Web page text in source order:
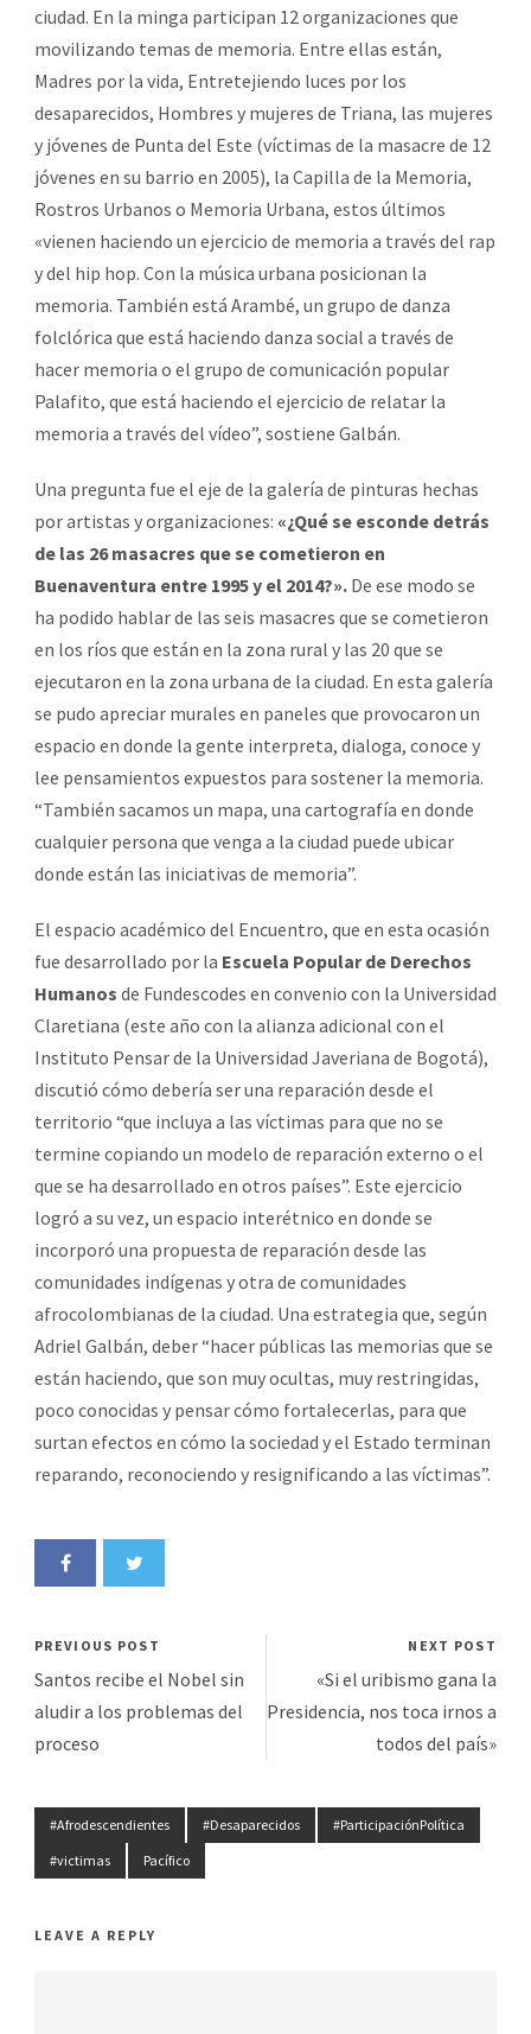
ciudad. En la minga participan 12 organizaciones que
movilizando temas de memoria. Entre ellas están,
Madres por la vida, Entretejiendo luces por los
desaparecidos, Hombres y mujeres de Triana, las mujeres
y jóvenes de Punta del Este (víctimas de la masacre de 12
jóvenes en su barrio en 2005), la Capilla de la Memoria,
Rostros Urbanos o Memoria Urbana, estos últimos
«vienen haciendo un ejercicio de memoria a través del rap
y del hip hop. Con la música urbana posicionan la
memoria. También está Arambé, un grupo de danza
folclórica que está haciendo danza social a través de
hacer memoria o el grupo de comunicación popular
Palafito, que está haciendo el ejercicio de relatar la
memoria a través del vídeo”, sostiene Galbán.
Una pregunta fue el eje de la galería de pinturas hechas
por artistas y organizaciones: «¿Qué se esconde detrás
de las 26 masacres que se cometieron en
Buenaventura entre 1995 y el 2014?». De ese modo se
ha podido hablar de las seis masacres que se cometieron
en los ríos que están en la zona rural y las 20 que se
ejecutaron en la zona urbana de la ciudad. En esta galería
se pudo apreciar murales en paneles que provocaron un
espacio en donde la gente interpreta, dialoga, conoce y
lee pensamientos expuestos para sostener la memoria.
“También sacamos un mapa, una cartografía en donde
cualquier persona que venga a la ciudad puede ubicar
donde están las iniciativas de memoria”.
El espacio académico del Encuentro, que en esta ocasión
fue desarrollado por la Escuela Popular de Derechos
Humanos de Fundescodes en convenio con la Universidad
Claretiana (este año con la alianza adicional con el
Instituto Pensar de la Universidad Javeriana de Bogotá),
discutió cómo debería ser una reparación desde el
territorio “que incluya a las víctimas para que no se
termine copiando un modelo de reparación externo o el
que se ha desarrollado en otros países”. Este ejercicio
logró a su vez, un espacio interétnico en donde se
incorporó una propuesta de reparación desde las
comunidades indígenas y otra de comunidades
afrocolombianas de la ciudad. Una estrategia que, según
Adriel Galbán, deber “hacer públicas las memorias que se
están haciendo, que son muy ocultas, muy restringidas,
poco conocidas y pensar cómo fortalecerlas, para que
surtan efectos en cómo la sociedad y el Estado terminan
reparando, reconociendo y resignificando a las víctimas”.
PREVIOUS POST
Santos recibe el Nobel sin
aludir a los problemas del
proceso
NEXT POST
«Si el uribismo gana la
Presidencia, nos toca irnos a
todos del país»
#Afrodescendientes #Desaparecidos
#ParticipaciónPolítica
#victimas
Pacífico
LEAVE A REPLY